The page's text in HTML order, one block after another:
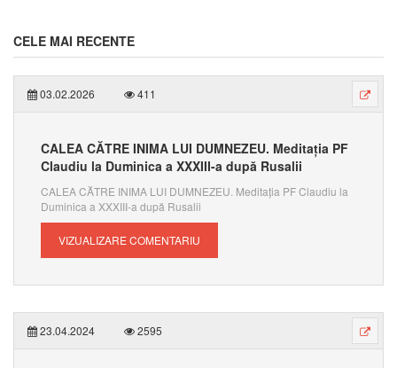
CELE MAI RECENTE
03.02.2026 411
CALEA CĂTRE INIMA LUI DUMNEZEU. Meditația PF
Claudiu la Duminica a XXXIII-a după Rusalii
CALEA CĂTRE INIMA LUI DUMNEZEU. Meditația PF Claudiu la
Duminica a XXXIII-a după Rusalii
VIZUALIZARE COMENTARIU
23.04.2024 2595